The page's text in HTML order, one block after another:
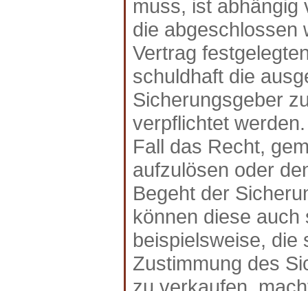
muss, ist abhängig
die abgeschlossen
Vertrag
schuldhaft die
Sicherungsgeber
verpflichtet
Fall das Recht,
aufzulösen oder
Begeht der
können diese
beispielsweise, die
Zustimmung des